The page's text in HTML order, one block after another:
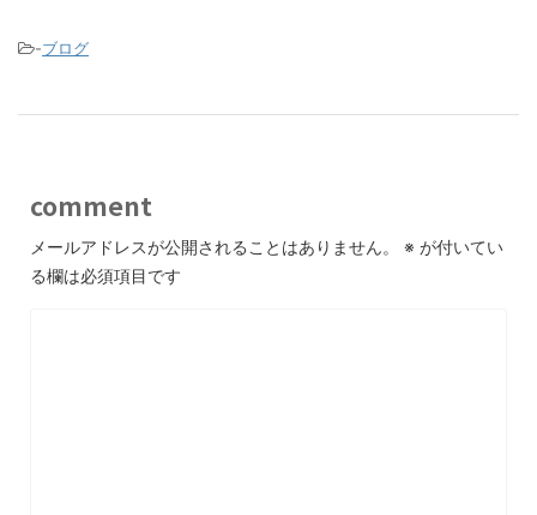
-ブログ
comment
メールアドレスが公開されることはありません。 ※ が付いてい
る欄は必須項目です